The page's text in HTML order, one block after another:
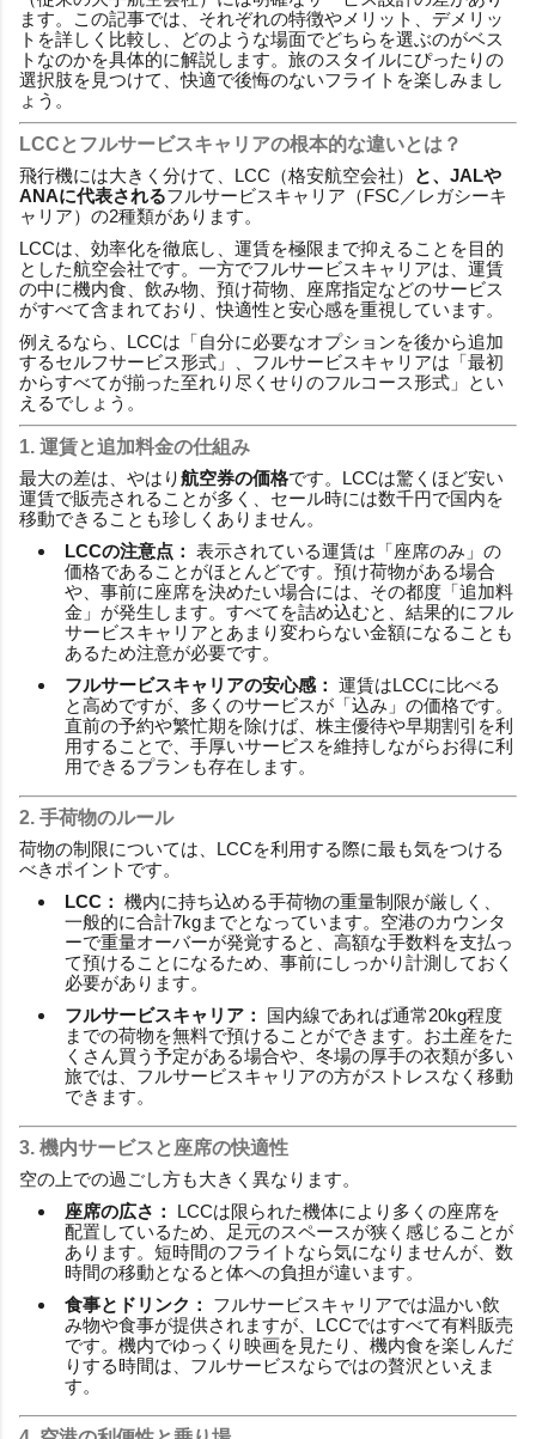
ます。この記事では、それぞれの特徴やメリット、デメリッ
トを詳しく比較し、どのような場面でどちらを選ぶのがベス
トなのかを具体的に解説します。旅のスタイルにぴったりの
選択肢を見つけて、快適で後悔のないフライトを楽しみまし
ょう。
LCCとフルサービスキャリアの根本的な違いとは？
飛行機には大きく分けて、LCC（格安航空会社）
と、JALや
ANAに代表されるフルサービスキャリア（FSC／レガシーキ
ャリア）の2種類があります。
LCCは、効率化を徹底し、運賃を極限まで抑えることを目的
とした航空会社です。一方でフルサービスキャリアは、運賃
の中に機内食、飲み物、預け荷物、座席指定などのサービス
がすべて含まれており、快適性と安心感を重視しています。
例えるなら、LCCは「自分に必要なオプションを後から追加
するセルフサービス形式」、フルサービスキャリアは「最初
からすべてが揃った至れり尽くせりのフルコース形式」とい
えるでしょう。
1. 運賃と追加料金の仕組み
最大の差は、やはり航空券の価格です。LCCは驚くほど安い
運賃で販売されることが多く、セール時には数千円で国内を
移動できることも珍しくありません。
LCCの注意点： 表示されている運賃は「座席のみ」の
価格であることがほとんどです。預け荷物がある場合
や、事前に座席を決めたい場合には、その都度「追加料
金」が発生します。すべてを詰め込むと、結果的にフル
サービスキャリアとあまり変わらない金額になることも
あるため注意が必要です。
フルサービスキャリアの安心感： 運賃はLCCに比べる
と高めですが、多くのサービスが「込み」の価格です。
直前の予約や繁忙期を除けば、株主優待や早期割引を利
用することで、手厚いサービスを維持しながらお得に利
用できるプランも存在します。
2. 手荷物のルール
荷物の制限については、LCCを利用する際に最も気をつける
べきポイントです。
LCC： 機内に持ち込める手荷物の重量制限が厳しく、
一般的に合計7kgまでとなっています。空港のカウンタ
ーで重量オーバーが発覚すると、高額な手数料を支払っ
て預けることになるため、事前にしっかり計測しておく
必要があります。
フルサービスキャリア：
国内線であれば通常20kg程度
までの荷物を無料で預けることができます。お土産をた
くさん買う予定がある場合や、冬場の厚手の衣類が多い
旅では、フルサービスキャリアの方がストレスなく移動
できます。
3. 機内サービスと座席の快適性
空の上での過ごし方も大きく異なります。
座席の広さ：
LCCは限られた機体により多くの座席を
配置しているため、足元のスペースが狭く感じることが
あります。短時間のフライトなら気になりませんが、数
時間の移動となると体への負担が違います。
食事とドリンク：
フルサービスキャリアでは温かい飲
み物や食事が提供されますが、LCCではすべて有料販売
です。機内でゆっくり映画を見たり、機内食を楽しんだ
りする時間は、フルサービスならではの贅沢といえま
す。